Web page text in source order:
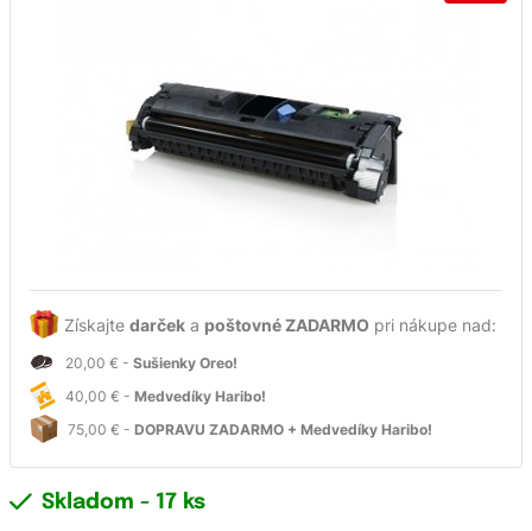
Získajte darček a poštovné ZADARMO pri nákupe nad:
20,00 € - Sušienky Oreo!
40,00 € - Medvedíky Haribo!
75,00 € - DOPRAVU ZADARMO + Medvedíky Haribo!
Skladom - 17 ks